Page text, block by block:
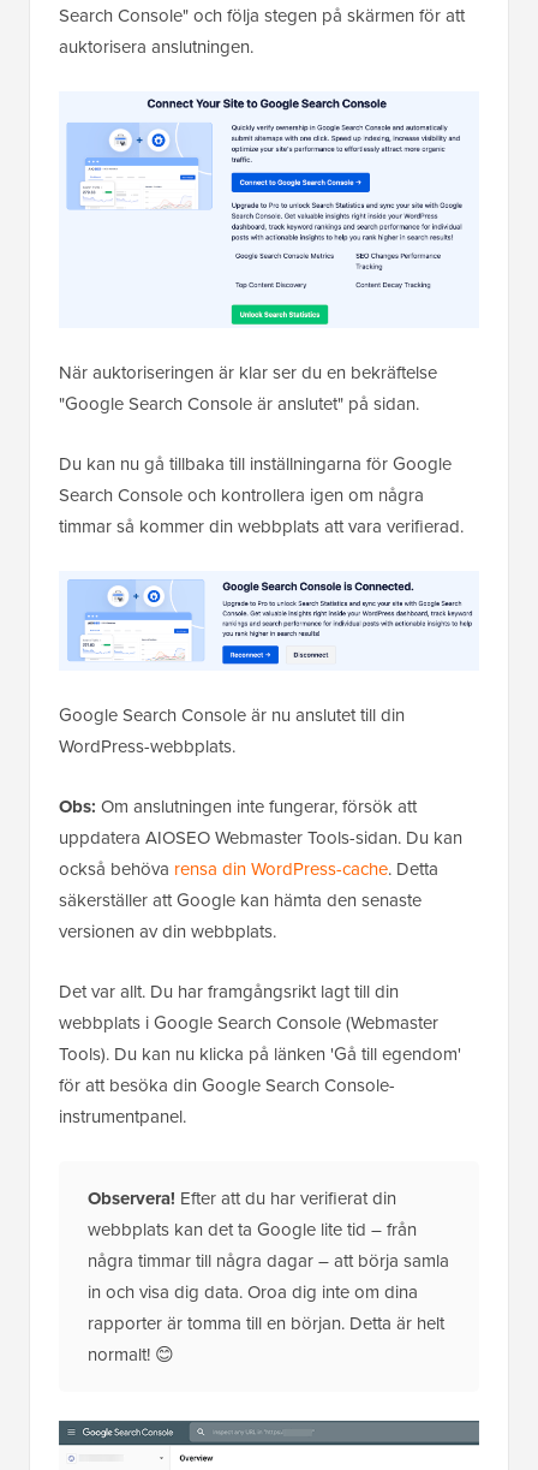
Search Console" och följa stegen på skärmen för att
auktorisera anslutningen.
När auktoriseringen är klar ser du en bekräftelse
"Google Search Console är anslutet" på sidan.
Du kan nu gå tillbaka till inställningarna för Google
Search Console och kontrollera igen om några
timmar så kommer din webbplats att vara verifierad.
Google Search Console är nu anslutet till din
WordPress-webbplats.
Obs: Om anslutningen inte fungerar, försök att
uppdatera AIOSEO Webmaster Tools-sidan. Du kan
också behöva rensa din WordPress-cache. Detta
säkerställer att Google kan hämta den senaste
versionen av din webbplats.
Det var allt. Du har framgångsrikt lagt till din
webbplats i Google Search Console (Webmaster
Tools). Du kan nu klicka på länken 'Gå till egendom'
för att besöka din Google Search Console-
instrumentpanel.
Observera! Efter att du har verifierat din
webbplats kan det ta Google lite tid – från
några timmar till några dagar – att börja samla
in och visa dig data. Oroa dig inte om dina
rapporter är tomma till en början. Detta är helt
normalt! 😊